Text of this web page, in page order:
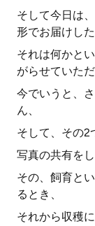
そして今日は
形でお届けし
それは何かと
がらせていただ
今でいうと、
ん、
そして、その2
写真の共有を
その、飼育と
るとき、
それから収穫